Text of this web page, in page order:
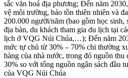
sắc văn hoá địa phương; Đến năm
vệ môi trường, bảo tồn thiên nhiên và
200.000 người/năm (bao gồm học sinh,
địa bàn, du khách tham gia du lịch tại
lịch ở VQG Núi Chúa,…); Đến năm
mức tự chủ từ 30% – 70% chi thường
hàng của nhà nước, trong đó nguồn
30% so với tổng nguồn ngân sách đầu
của VQG Núi Chúa